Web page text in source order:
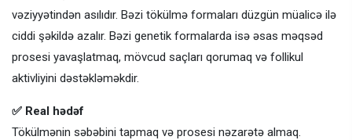
vəziyyətindən asılıdır. Bəzi tökülmə formaları düzgün müalicə ilə
ciddi şəkildə azalır. Bəzi genetik formalarda isə əsas məqsəd
prosesi yavaşlatmaq, mövcud saçları qorumaq və follikul
aktivliyini dəstəkləməkdir.
✅ Real hədəf
Tökülmənin səbəbini tapmaq və prosesi nəzarətə almaq.